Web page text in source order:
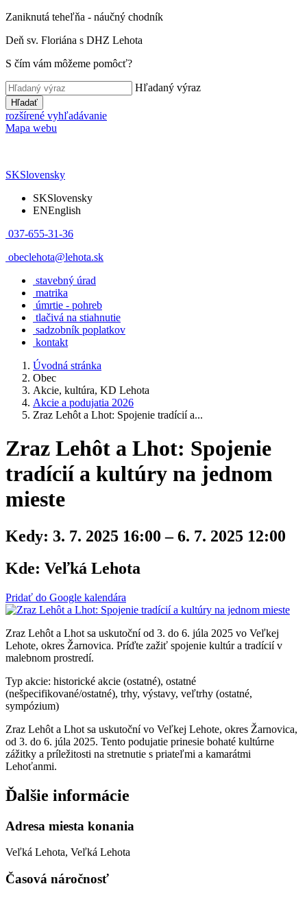
Zaniknutá teheľňa - náučný chodník
Deň sv. Floriána s DHZ Lehota
S čím vám môžeme pomôcť?
Hľadaný výraz
Hľadať
rozšírené vyhľadávanie
Mapa webu
SKSlovensky
SKSlovensky
ENEnglish
037-655-31-36
obeclehota@lehota.sk
stavebný úrad
matrika
úmrtie - pohreb
tlačivá na stiahnutie
sadzobník poplatkov
kontakt
Úvodná stránka
Obec
Akcie, kultúra, KD Lehota
Akcie a podujatia 2026
Zraz Lehôt a Lhot: Spojenie tradícií a...
Zraz Lehôt a Lhot: Spojenie
tradícií a kultúry na jednom
mieste
Kedy: 3. 7. 2025 16:00 – 6. 7. 2025 12:00
Kde: Veľká Lehota
Pridať do Google kalendára
Zraz Lehôt a Lhot sa uskutoční od 3. do 6. júla 2025 vo Veľkej
Lehote, okres Žarnovica. Príďte zažiť spojenie kultúr a tradícií v
malebnom prostredí.
Typ akcie: historické akcie (ostatné), ostatné
(nešpecifikované/ostatné), trhy, výstavy, veľtrhy (ostatné,
sympózium)
Zraz Lehôt a Lhot sa uskutoční vo Veľkej Lehote, okres Žarnovica,
od 3. do 6. júla 2025. Tento podujatie prinesie bohaté kultúrne
zážitky a príležitosti na stretnutie s priateľmi a kamarátmi
Lehoťanmi.
Ďalšie informácie
Adresa miesta konania
Veľká Lehota, Veľká Lehota
Časová náročnosť